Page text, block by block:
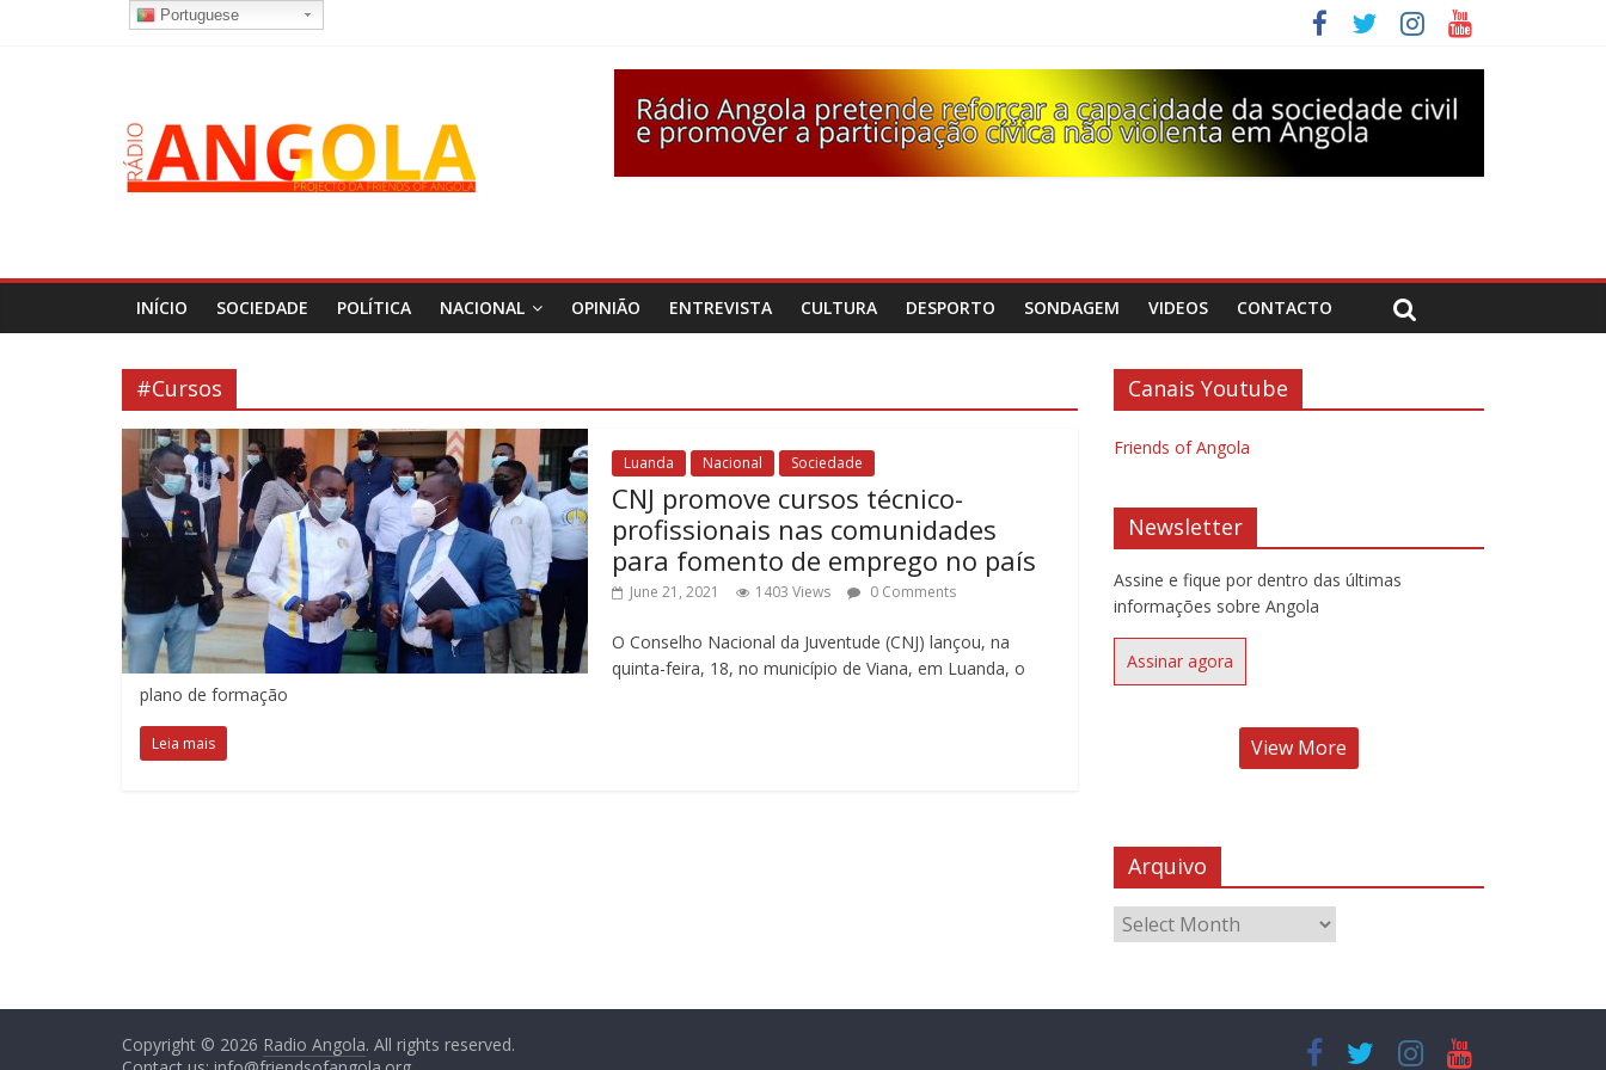
INÍCIO SOCIEDADE POLÍTICA NACIONAL OPINIÃO ENTREVISTA CULTURA DESPORTO SONDAGEM VIDEOS CONTACTO
#Cursos
Luanda Nacional Sociedade
CNJ promove cursos técnico-
profissionais nas comunidades
para fomento de emprego no país
June 21, 2021 1403 Views 0 Comments
O Conselho Nacional da Juventude (CNJ) lançou, na
quinta-feira, 18, no município de Viana, em Luanda, o
plano de formação
Leia mais
Canais Youtube
Friends of Angola
Newsletter
Assine e fique por dentro das últimas
informações sobre Angola
Assinar agora
View More
Arquivo
Copyright © 2026 Radio Angola. All rights reserved.
Portuguese